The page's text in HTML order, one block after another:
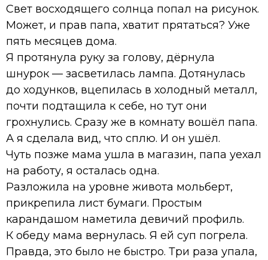
Свет восходящего солнца попал на рисунок.
Может, и прав папа, хватит прятаться? Уже
пять месяцев дома.
Я протянула руку за голову, дёрнула
шнурок — засветилась лампа. Дотянулась
до ходунков, вцепилась в холодный металл,
почти подтащила к себе, но тут они
грохнулись. Сразу же в комнату вошёл папа.
А я сделала вид, что сплю. И он ушёл.
Чуть позже мама ушла в магазин, папа уехал
на работу, я осталась одна.
Разложила на уровне живота мольберт,
прикрепила лист бумаги. Простым
карандашом наметила девичий профиль.
К обеду мама вернулась. Я ей суп погрела.
Правда, это было не быстро. Три раза упала,